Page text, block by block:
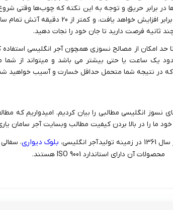
در برابر حریق و توجه به این نکته که چوب‌ها وقتی
هر 60 ثانیه شعله‌های آتش دو برابر افزایش خواهد
ثانیه فرصت دارید تا جان خود را نجات دهید.
حد امکان از مصالح نسوزی همچون آجر انگلیسی
یک ساعت یا حتی بیشتر می باشد و میتواند از
که در نتیجه شما متحمل حداقل خسارت و آسیب خواهید
نسوز انگلیسی مطالبی را بیان کردیم. امیدواریم که
ما را در بالا بردن کیفیت مطالب وبسایت آجر سامان
تولید
آجر انگلیسی، بلوک دیواری،
محصولات آن دارای استاندارد ISO 9001 هستند.